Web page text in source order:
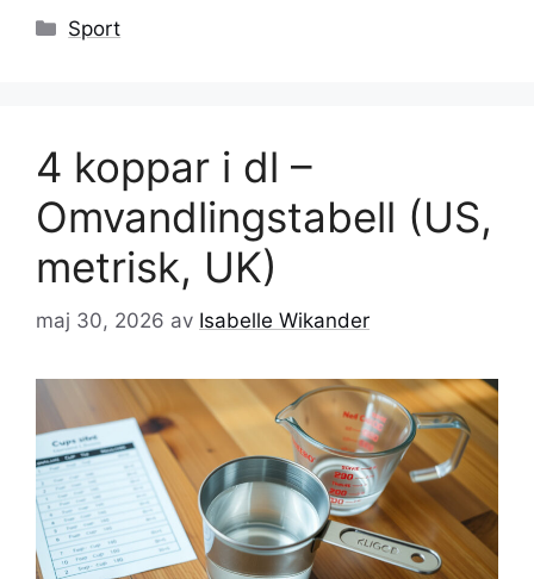
Kategorier
Sport
4 koppar i dl –
Omvandlingstabell (US,
metrisk, UK)
maj 30, 2026 av Isabelle Wikander